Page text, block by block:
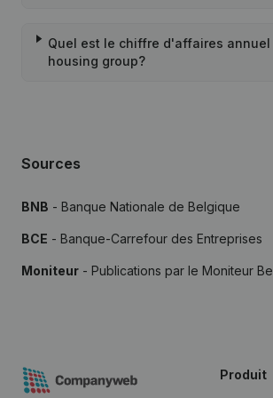
Quel est le chiffre d'affaires annuel
housing group?
Sources
BNB - Banque Nationale de Belgique
BCE - Banque-Carrefour des Entreprises
Moniteur - Publications par le Moniteur
Produit